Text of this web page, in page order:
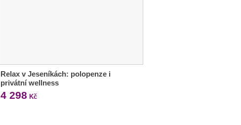
Relax v Jeseníkách: polopenze i
privátní wellness
4 298 Kč